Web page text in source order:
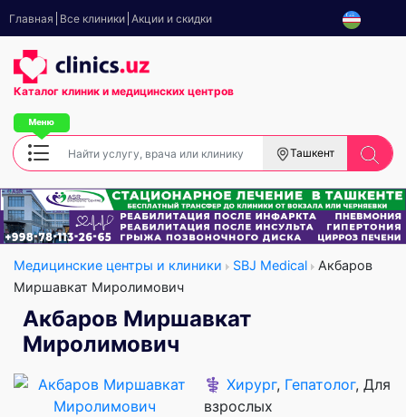
Главная Все клиники Акции и скидки
Каталог клиник и медицинских центров
Ташкент
Медицинские центры и клиники SBJ Medical
Акбаров
Миршавкат Миролимович
Акбаров Миршавкат
Миролимович
⚕️ Хирург, Гепатолог, Для
взрослых